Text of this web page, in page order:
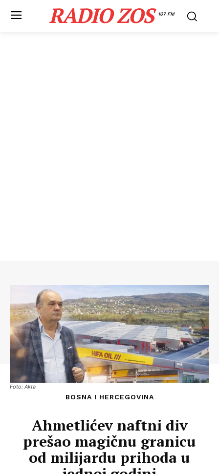
RADIO ZOS 107 FM
Foto: Akta
BOSNA I HERCEGOVINA
Ahmetlićev naftni div
prešao magičnu granicu
od milijardu prihoda u